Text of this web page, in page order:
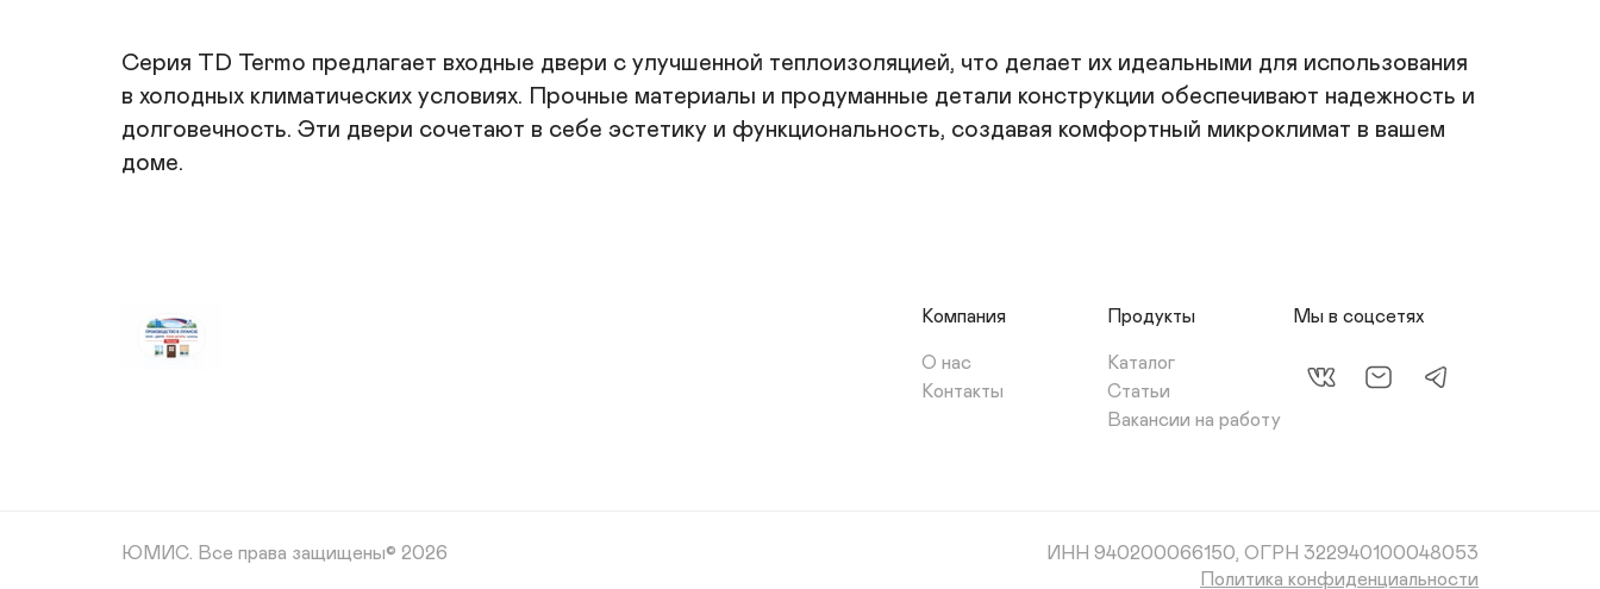
Серия TD Termo предлагает входные двери с улучшенной теплоизоляцией, что делает их идеальными для использования
в холодных климатических условиях. Прочные материалы и продуманные детали конструкции обеспечивают надежность и
долговечность. Эти двери сочетают в себе эстетику и функциональность, создавая комфортный микроклимат в вашем
доме.
Компания
О нас
Контакты
Продукты
Каталог
Статьи
Вакансии на работу
Мы в соцсетях
ЮМИС. Все права защищены© 2026
ИНН 940200066150, ОГРН 322940100048053
Политика конфиденциальности